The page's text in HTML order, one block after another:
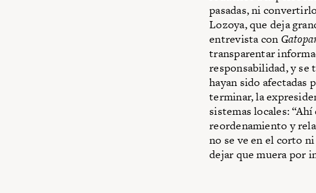
pasadas, ni
Lozoya, que deja
entrevista con
transparentar
responsabilidad, y se
hayan sido afectadas
terminar, la
sistemas locales:
reordenamiento y
no se ve en el corto
dejar que muera por